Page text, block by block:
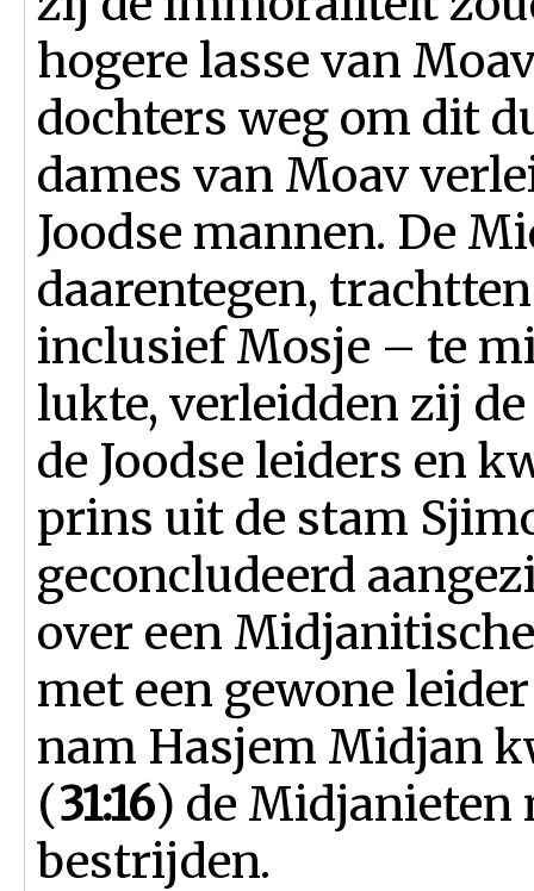
hogere lasse van
dochters weg om dit
dames van Moav
Joodse mannen. De
daarentegen,
inclusief Mosje – te
lukte, verleidden zij
de Joodse leiders en
prins uit de stam
geconcludeerd
over een
met een gewone
nam Hasjem Midjan
(31:16) de Midjanieten
bestrijden.